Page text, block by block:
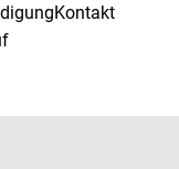
Kontakt